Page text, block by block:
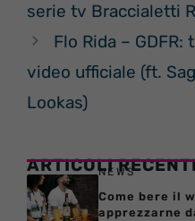
serie tv Braccialetti
Flo Rida –
video ufficiale (ft.
Lookas)
ARTICOLINEWS
Come bere il
apprezzarne